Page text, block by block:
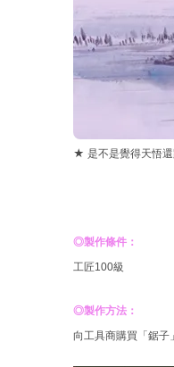
★ 是不是覺得天悟還
◎製作條件：
工匠100級
◎製作方法：
向工具商購買「鋸子